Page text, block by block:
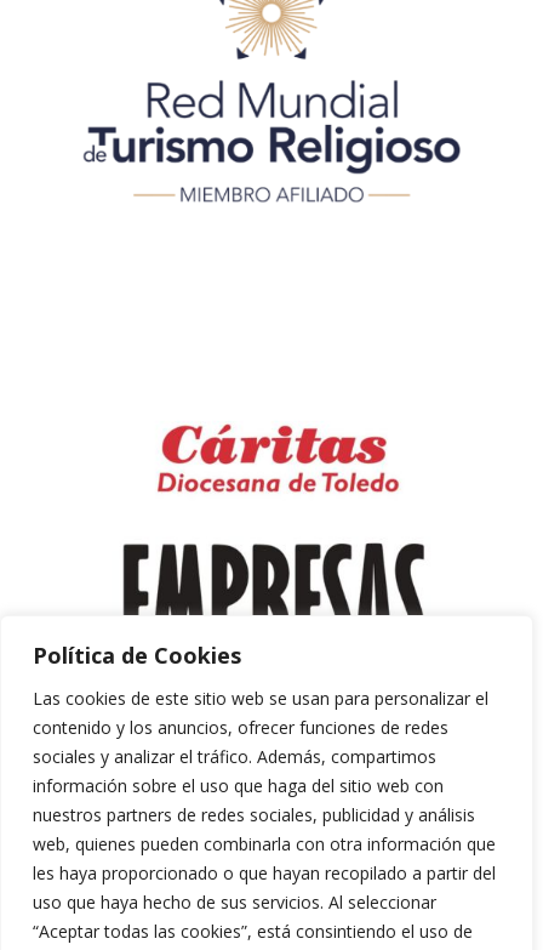
Política de Cookies
Las cookies de este sitio web se usan para personalizar el
contenido y los anuncios, ofrecer funciones de redes
sociales y analizar el tráfico. Además, compartimos
información sobre el uso que haga del sitio web con
nuestros partners de redes sociales, publicidad y análisis
web, quienes pueden combinarla con otra información que
les haya proporcionado o que hayan recopilado a partir del
uso que haya hecho de sus servicios. Al seleccionar
“Aceptar todas las cookies”, está consintiendo el uso de